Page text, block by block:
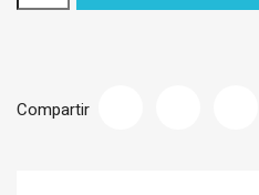
Compartir